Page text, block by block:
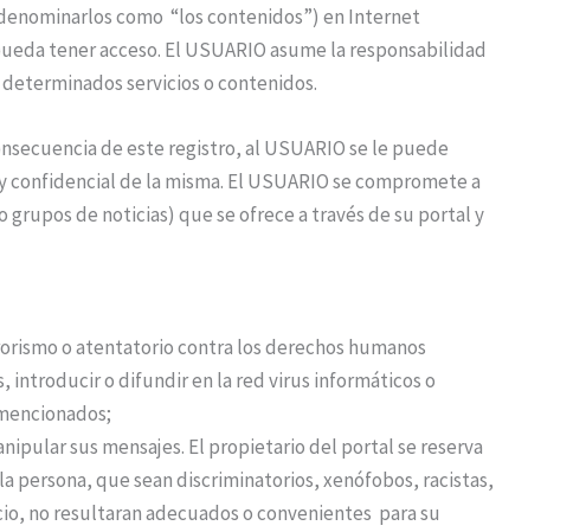
como “los contenidos”) en Internet
tener acceso. El USUARIO asume la responsabilidad
servicios o contenidos.
de este registro, al USUARIO se le puede
de la misma. El USUARIO se compromete a
de noticias) que se ofrece a través de su portal y
o atentatorio contra los derechos humanos
introducir o difundir en la red virus informáticos o
sus mensajes. El propietario del portal se reserva
que sean discriminatorios, xenófobos, racistas,
no resultaran adecuados o convenientes para su